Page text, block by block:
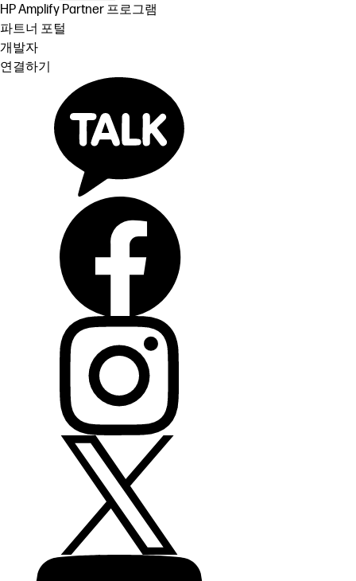
HP Amplify Partner 프로그램
파트너 포털
개발자
연결하기